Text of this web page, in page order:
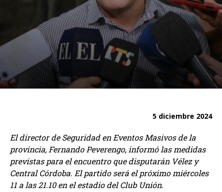
5 diciembre 2024
El director de Seguridad en Eventos Masivos de la
provincia, Fernando Peverengo, informó las medidas
previstas para el encuentro que disputarán Vélez y
Central Córdoba. El partido será el próximo miércoles
11 a las 21.10 en el estadio del Club Unión.